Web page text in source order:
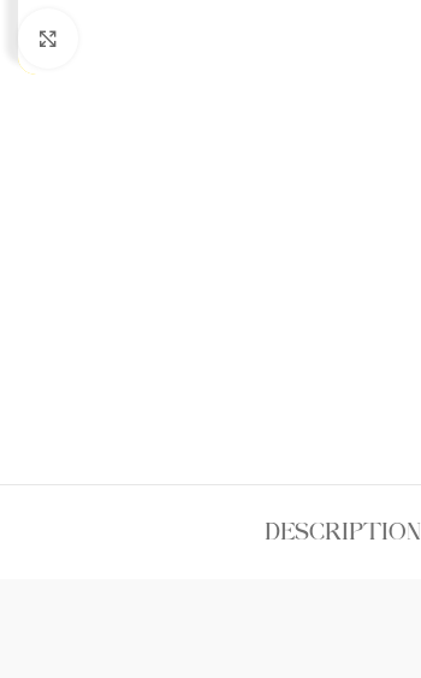
DESCRIPTION